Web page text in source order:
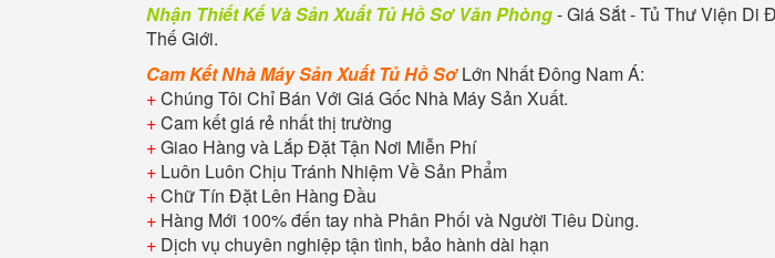
Nhận Thiết Kế Và Sản Xuất Tủ Hồ Sơ Văn Phòng- Giá Sắt - Tủ Thư Viện Di
Thế Giới.
Cam Kết Nhà Máy Sản Xuất Tủ Hồ SơLớn Nhất Đông Nam Á:
+Chúng Tôi Chỉ Bán Với Giá Gốc Nhà Máy Sản Xuất.
+Cam kết giá rẻ nhất thị trường
+Giao Hàng và Lắp Đặt Tận Nơi Miễn Phí
+ Luôn Luôn Chịu Tránh Nhiệm Về Sản Phẩm
+Chữ Tín Đặt Lên Hàng Đầu
+ Hàng Mới 100% đến tay nhà Phân Phối và Người Tiêu Dùng.
+ Dịch vụ chuyên nghiệp tận tình, bảo hành dài hạn